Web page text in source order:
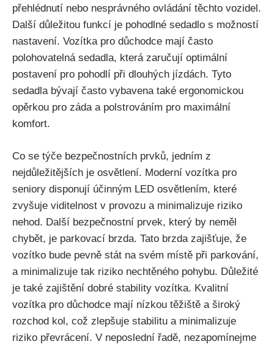
přehlédnutí nebo nesprávného ovládání těchto vozidel.
Další důležitou funkcí je pohodlné sedadlo s možností
nastavení. Vozítka pro důchodce mají často
polohovatelná sedadla, která zaručují optimální
postavení pro pohodlí při dlouhých jízdách. Tyto
sedadla bývají často vybavena také ergonomickou
opěrkou pro záda a polstrováním pro maximální
komfort.
Co se týče bezpečnostních prvků, jedním z
nejdůležitějších je osvětlení. Moderní vozítka pro
seniory disponují účinným LED osvětlením, které
zvyšuje viditelnost v provozu a minimalizuje riziko
nehod. Další bezpečnostní prvek, který by neměl
chybět, je parkovací brzda. Tato brzda zajišťuje, že
vozítko bude pevně stát na svém místě při parkování,
a minimalizuje tak riziko nechtěného pohybu. Důležité
je také zajištění dobré stability vozítka. Kvalitní
vozítka pro důchodce mají nízkou těžiště a široký
rozchod kol, což zlepšuje stabilitu a minimalizuje
riziko převrácení. V neposlední řadě, nezapomínejme